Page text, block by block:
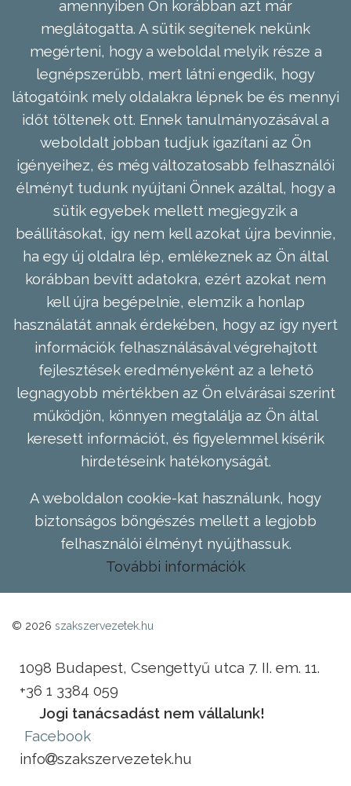
amennyiben Ön korábban azt már
meglátogatta. A sütik segítenek nekünk
megérteni, hogy a weboldal melyik része a
legnépszerűbb, mert látni engedik, hogy
látogatóink mely oldalakra lépnek be és mennyi
időt töltenek ott. Ennek tanulmányozásával a
weboldalt jobban tudjuk igazítani az Ön
igényeihez, és még változatosabb felhasználói
élményt tudunk nyújtani Önnek azáltal, hogy a
sütik egyebek mellett megjegyzik a
beállításokat, így nem kell azokat újra bevinnie,
ha egy új oldalra lép, emlékeznek az Ön által
korábban bevitt adatokra, ezért azokat nem
kell újra begépelnie, elemzik a honlap
használatát annak érdekében, hogy az így nyert
információk felhasználásával végrehajtott
fejlesztések eredményeként az a lehető
legnagyobb mértékben az Ön elvárásai szerint
működjön, könnyen megtalálja az Ön által
keresett információt, és figyelemmel kísérik
hirdetéseink hatékonyságát.
A weboldalon cookie-kat használunk, hogy
biztonságos böngészés mellett a legjobb
felhasználói élményt nyújthassuk.
További információk
© 2026 szakszervezetek.hu
1098 Budapest, Csengettyű utca 7. II. em. 11.
+36 1 3384 059
Jogi tanácsadást nem vállalunk!
Facebook
info
szakszervezetek.hu